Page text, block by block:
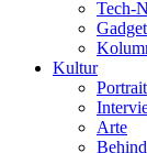
Tech-
Kultur
Portrait
Arte